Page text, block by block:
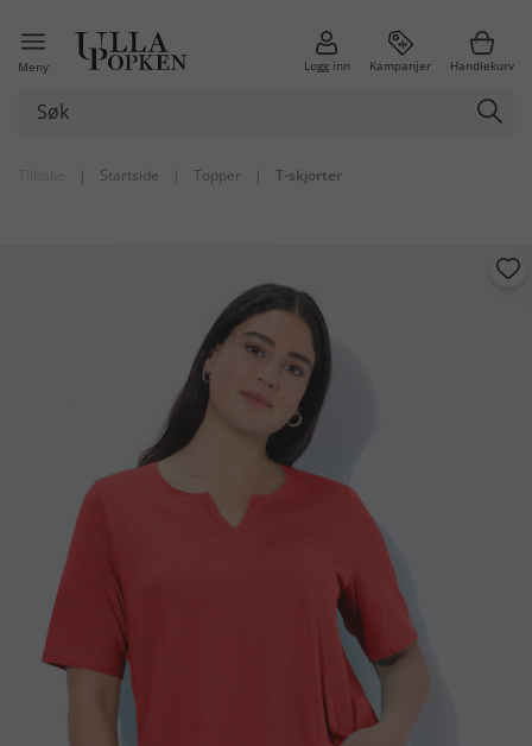
Meny Logg inn Kampanjer Handlekurv
| Startside | Topper | T-skjorter